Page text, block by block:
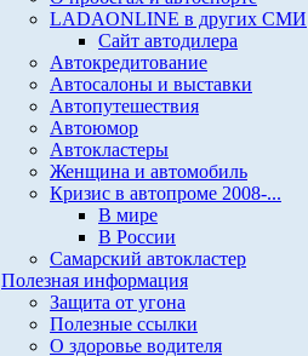
LADAONLINE в других СМИ
Сайт автодилера
Автокредитование
Автосалоны и выставки
Автопутешествия
Автоюмор
Автокластеры
Женщина и автомобиль
Кризис в автопроме 2008-...
В мире
В России
Самарский автокластер
Полезная информация
Защита от угона
Полезные ссылки
О здоровье водителя